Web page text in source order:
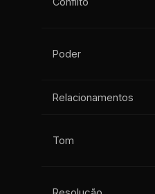
Poder
Relacionamentos
Tom